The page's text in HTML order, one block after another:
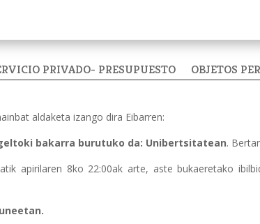
PRIVADO- PRESUPUESTO OBJETOS
aldaketa izango dira Eibarren:
bakarra burutuko da: Unibertsitatean.
apirilaren 8ko 22:00ak arte, aste bukaeretako